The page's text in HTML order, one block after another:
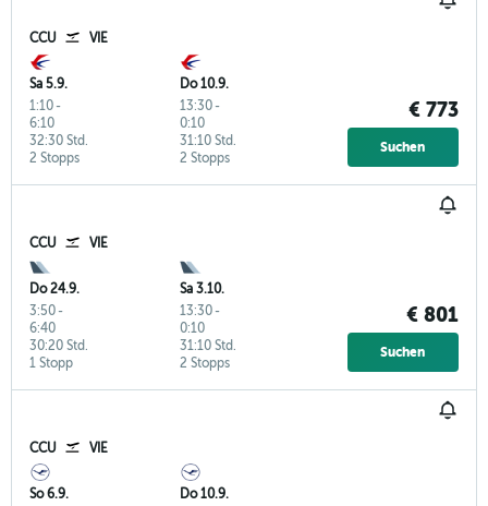
CCU VIE
Sa 5.9.
1:10-
6:10
2 Stopps
32:30 Std.
Do 10.9.
13:30-
0:10
2 Stopps
31:10 Std.
€ 773
Suchen
CCU VIE
Do 24.9.
3:50-
6:40
1 Stopp
30:20 Std.
Sa 3.10.
13:30-
0:10
2 Stopps
31:10 Std.
€ 801
Suchen
CCU VIE
So 6.9.
Do 10.9.